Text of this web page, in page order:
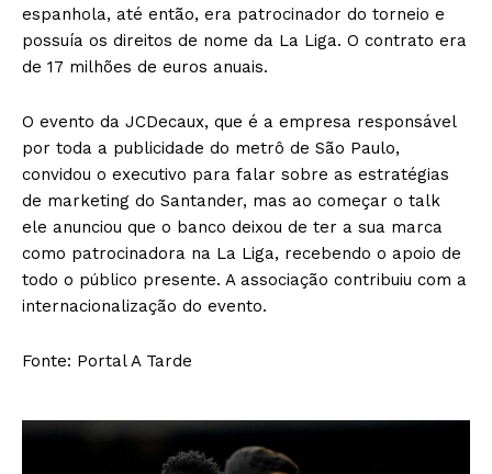
espanhola, até então, era patrocinador do torneio e
possuía os direitos de nome da La Liga. O contrato era
de 17 milhões de euros anuais.
O evento da JCDecaux, que é a empresa responsável
por toda a publicidade do metrô de São Paulo,
convidou o executivo para falar sobre as estratégias
de marketing do Santander, mas ao começar o talk
ele anunciou que o banco deixou de ter a sua marca
como patrocinadora na La Liga, recebendo o apoio de
todo o público presente. A associação contribuiu com a
internacionalização do evento.
Fonte: Portal A Tarde